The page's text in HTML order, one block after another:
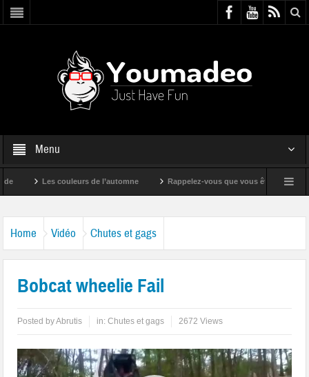
Menu
Les couleurs de l’automne Rappelez-vous que vous êtes super !
Home Vidéo Chutes et gags
Bobcat wheelie Fail
Posted byAbrutis in:Chutes et gags 2672 Views
Lecteur
vidéo